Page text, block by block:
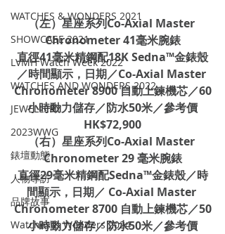
WATCHES & WONDERS 2021
SHOWCASE 2021
LVMH Watch Week 2022
WATCHES AND WONDERS 2022
JEWELLERY
2023WWG
錶壇動態
人物專訪
品牌故事
Watches & Wonders 2024
（左）星座系列Co-Axial Master
Chronometer 41毫米腕錶
直徑41毫米精鋼配18K Sedna™金錶殼
／時間顯示，日期／Co-Axial Master
Chronometer 8900 自動上鍊機芯／60
小時動力儲存／防水50米／參考價
HK$72,900
（右）星座系列Co-Axial Master
Chronometer 29 毫米腕錶
直徑29毫米精鋼配Sedna™金錶殼／時
間顯示，日期／ Co-Axial Master
Chronometer 8700 自動上鍊機芯／50
小時動力儲存／防水50米／參考價